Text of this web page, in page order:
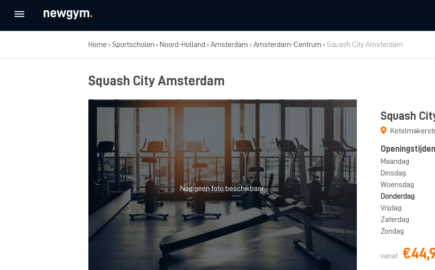
Home › Sportscholen › Noord-Holland › Amsterdam › Amsterdam-Centrum › Squash City Amsterdam
Squash City Amsterdam
Nog geen foto beschikbaar.
Squash
Openingstijden
Maandag
Dinsdag
Woensdag
Donderdag
Vrijdag
Zaterdag
Zondag
vanaf